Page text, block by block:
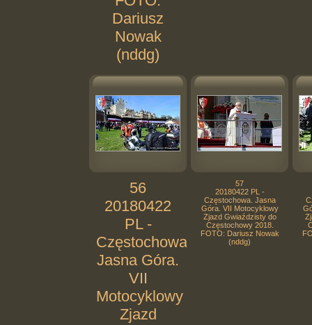
Dariusz
Nowak
(nddg)
56
20180422
PL -
Częstochowa.
Jasna Góra.
VII
Motocyklowy
Zjazd
57
20180422 PL -
Częstochowa. Jasna
Góra. VII Motocyklowy
Zjazd Gwiaździsty do
Częstochowy 2018.
FOTO: Dariusz Nowak
(nddg)